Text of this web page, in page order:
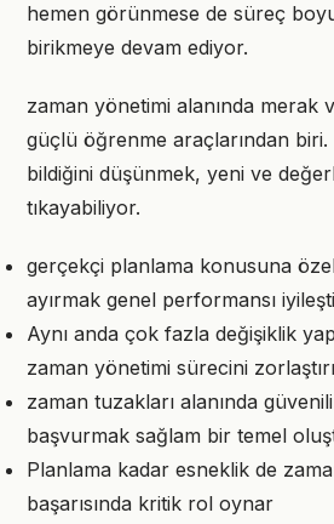
hemen görünmese de süreç
birikmeye devam ediyor.
zaman yönetimi alanında merak
güçlü öğrenme araçlarından
bildiğini düşünmek, yeni ve
tıkayabiliyor.
gerçekçi planlama konusuna
ayırmak genel performansı
Aynı anda çok fazla değişiklik
zaman yönetimi sürecini
zaman tuzakları alanında
başvurmak sağlam bir temel
Planlama kadar esneklik de
başarısında kritik rol oynar